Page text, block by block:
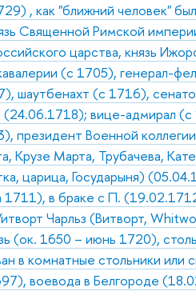
, как "ближний человек"
Священной Римской
царства, князь
(с 1705), генерал-
шаутбенахт (с 1716),
вице-адмирал
президент Военной
Крузе Марта, Трубачева,
царица, Государыня)
в браке с П.
Чарльз (Витворт,
(ок. 1650 – июнь 1720),
в комнатные стольники или
воевода в Белгороде